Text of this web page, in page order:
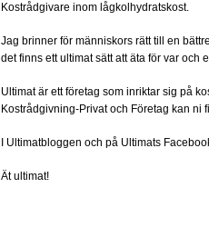
Kostrådgivare inom lågkolhydratskost.
Jag brinner för människors rätt till en
det finns ett ultimat sätt att äta för var och
Ultimat är ett företag som inriktar sig på
Kostrådgivning-Privat och Företag kan ni
I Ultimatbloggen och på Ultimats
Ät ultimat!